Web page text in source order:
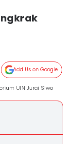
Add Us on Google
UIN Jurai Siwo